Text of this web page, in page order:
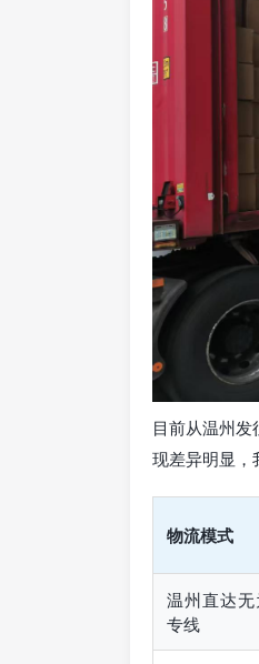
目前从温州
现差异明显，
物流模式
温州直达无
专线